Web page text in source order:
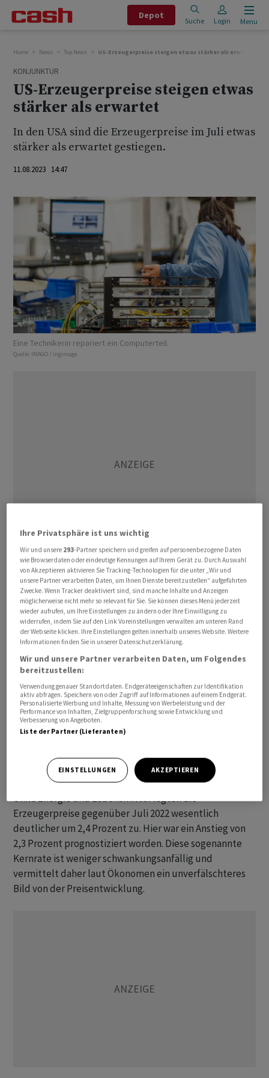
Depot
Suche Login Menu
Home News Top News US-Erzeugerpreise steigen etwas stärker als erwartet
KONJUNKTUR
US-Erzeugerpreise steigen etwas
stärker als erwartet
In den USA sind die Erzeugerpreise im Juli etwas
stärker als erwartet gestiegen.
11.08.2023 14:47
Eine Technikerin repariert ein Computerteil.
Quelle: IMAGO / ingimage
Sie legten zum Vorjahresmonat um 0,8 Prozent zu, wie
das Arbeitsministerium am Freitag in Washington
mitteilte. Volkswirte hatten im Schnitt eine Rate von 0,7
Prozent erwartet. Im Vormonat waren sie noch um
revidierte 0,2 Prozent (zunächst 0,1) geklettert.
Im vergangenen Jahr waren die Erzeugerpreise wegen
zeitweise mit zweistelligen Raten gestiegen. Seither
hat sich der Preisauftrieb im Trend abgeschwächt.
Im Vergleich zum Vormonat stiegen die Erzeugerpreise
im Juli um 0,3 Prozent. Hier war ein Anstieg von 0,2
Prozent erwartet worden
Ohne Energie und Lebensmittel legten die
Erzeugerpreise gegenüber Juli 2022 wesentlich
deutlicher um 2,4 Prozent zu. Hier war ein Anstieg von
2,3 Prozent prognostiziert worden. Diese sogenannte
Kernrate ist weniger schwankungsanfällig und
vermittelt daher laut Ökonomen ein unverfälschteres
Bild von der Preisentwicklung.
Ihre Privatsphäre ist uns wichtig
Wir und unsere 293-Partner speichern und greifen auf personenbezogene Daten
wie Browserdaten oder eindeutige Kennungen auf Ihrem Gerät zu. Durch Auswahl
von Akzeptieren aktivieren Sie Tracking-Technologien für die unter „Wir und
unsere Partner verarbeiten Daten, um Ihnen Dienste bereitzustellen“ aufgeführten
Zwecke. Wenn Tracker deaktiviert sind, sind manche Inhalte und Anzeigen
möglicherweise nicht mehr so relevant für Sie. Sie können dieses Menü jederzeit
wieder aufrufen, um Ihre Einstellungen zu ändern oder Ihre Einwilligung zu
widerrufen, indem Sie auf den Link Voreinstellungen verwalten am unteren Rand
der Webseite klicken. Ihre Einstellungen gelten innerhalb unseres Website. Weitere
Informationen finden Sie in unserer Datenschutzerklärung.
Wir und unsere Partner verarbeiten Daten, um Folgendes
bereitzustellen:
Verwendung genauer Standortdaten. Endgeräteeigenschaften zur Identifikation
aktiv abfragen. Speichern von oder Zugriff auf Informationen auf einem Endgerät.
Personalisierte Werbung und Inhalte, Messung von Werbeleistung und der
Performance von Inhalten, Zielgruppenforschung sowie Entwicklung und
Verbesserung von Angeboten.
Liste der Partner (Lieferanten)
EINSTELLUNGEN AKZEPTIEREN